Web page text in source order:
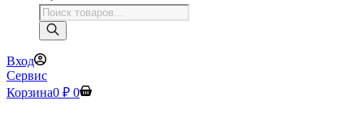
Поиск
товаров
Вход
Сервис
Корзина0 ₽ 0